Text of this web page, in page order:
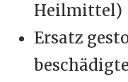
Heilmittel)
Ersatz